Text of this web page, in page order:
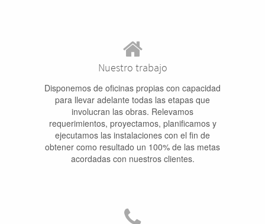
Nuestro trabajo
Disponemos de oficinas propias con capacidad
para llevar adelante todas las etapas que
involucran las obras. Relevamos
requerimientos, proyectamos, planificamos y
ejecutamos las instalaciones con el fin de
obtener como resultado un 100% de las metas
acordadas con nuestros clientes.